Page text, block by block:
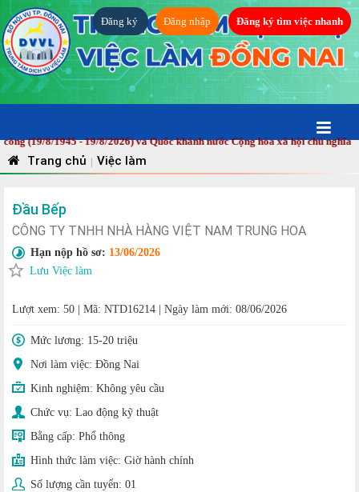
Đăng ký Đăng nhập Đăng ký tìm việc nhanh
8/1945 - 19/8/2026) và Quốc khánh nước Cộng hòa xã hội chủ nghĩa
Trang chủ | Việc làm
Đầu Bếp
CÔNG TY TNHH NHÀ HÀNG VIỆT NAM TRUNG HOA
Hạn nộp hồ sơ: 13/06/2026
Lưu Việc làm
Lượt xem: 50 Mã: NTD16214 Ngày làm mới: 08/06/2026
Mức lương: 15-20 triệu
Nơi làm việc: Đồng Nai
Kinh nghiệm: Không yêu cầu
Chức vụ: Lao động kỹ thuật
Bằng cấp: Phổ thông
Hình thức làm việc: Giờ hành chính
Số lượng cần tuyển: 01